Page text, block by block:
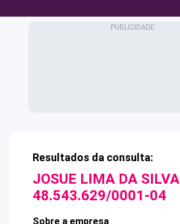
Resultados da consulta:
JOSUE LIMA DA SILVA
48.543.629/0001-04
Sobre a empresa